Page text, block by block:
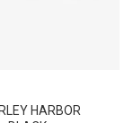
HARBOR